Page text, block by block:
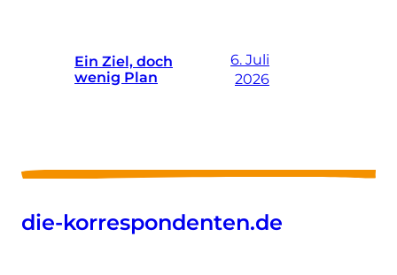
Ein Ziel, doch
wenig Plan
6. Juli
2026
die-korrespondenten.de